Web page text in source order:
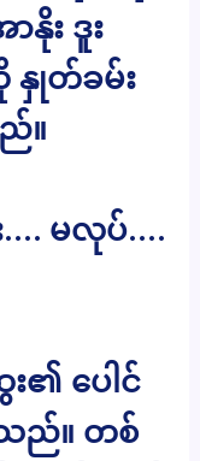
း ဒူး
နှုတ်ခမ်း
။
…. မလုပ်….
၏ ပေါင်
သည်။ တစ်